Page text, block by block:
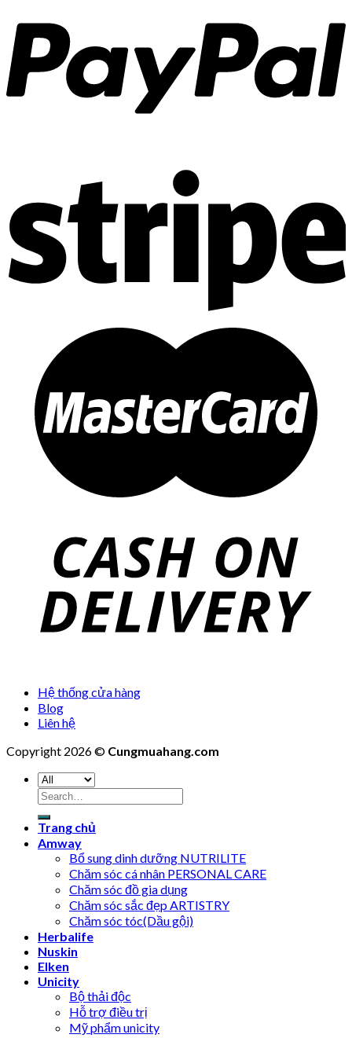
Hệ thống cửa hàng
Blog
Liên hệ
Copyright 2026 © Cungmuahang.com
Search
for:
Trang chủ
Amway
Bổ sung dinh dưỡng NUTRILITE
Chăm sóc cá nhân PERSONAL CARE
Chăm sóc đồ gia dụng
Chăm sóc sắc đẹp ARTISTRY
Chăm sóc tóc(Dầu gội)
Herbalife
Nuskin
Elken
Unicity
Bộ thải độc
Hỗ trợ điều trị
Mỹ phẩm unicity